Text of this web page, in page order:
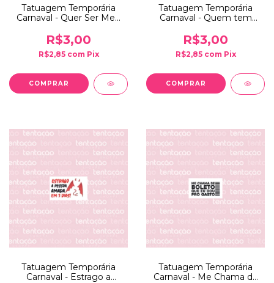
Tatuagem Temporária
Carnaval - Quer Ser Meu
R$3,00
R$2,85 com Pix
Tatuagem Temporária
Carnaval - Quem tem
R$3,00
R$2,85 com Pix
Tatuagem Temporária
Carnaval - Estrago a
Tatuagem Temporária
Carnaval - Me Chama de